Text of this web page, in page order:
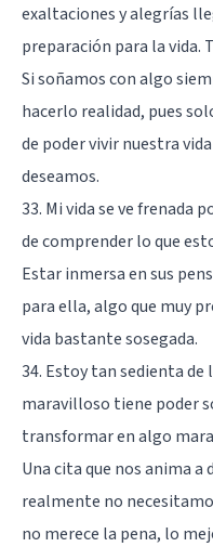
exaltaciones y alegrías
preparación para la vida.
Si soñamos con algo
hacerlo realidad, pues
de poder vivir nuestra
deseamos.
33. Mi vida se ve frenada
de comprender lo que
Estar inmersa en sus
para ella, algo que muy
vida bastante sosegada.
34. Estoy tan sedienta
maravilloso tiene poder
transformar en algo
Una cita que nos anima a
realmente no
no merece la pena, lo